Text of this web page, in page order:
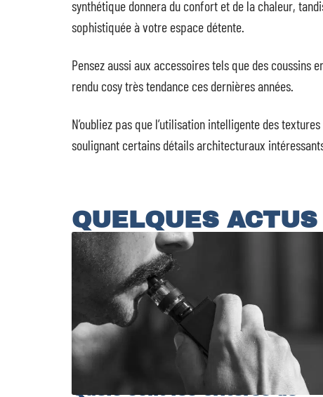
synthétique donnera du confort et de la chaleur,
sophistiquée à votre espace détente.
Pensez aussi aux accessoires tels que des
rendu cosy très tendance ces dernières années.
N’oubliez pas que l’utilisation intelligente des
soulignant certains détails architecturaux
QUELQUES ACTUS
Quels sont les critères de